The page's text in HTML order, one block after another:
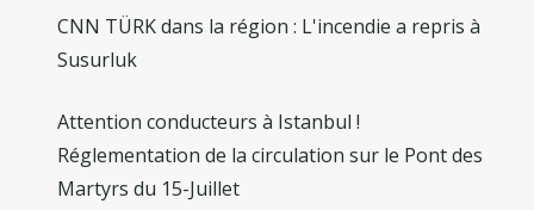
CNN TÜRK dans la région : L'incendie a repris à
Susurluk
Attention conducteurs à Istanbul !
Réglementation de la circulation sur le Pont des
Martyrs du 15-Juillet